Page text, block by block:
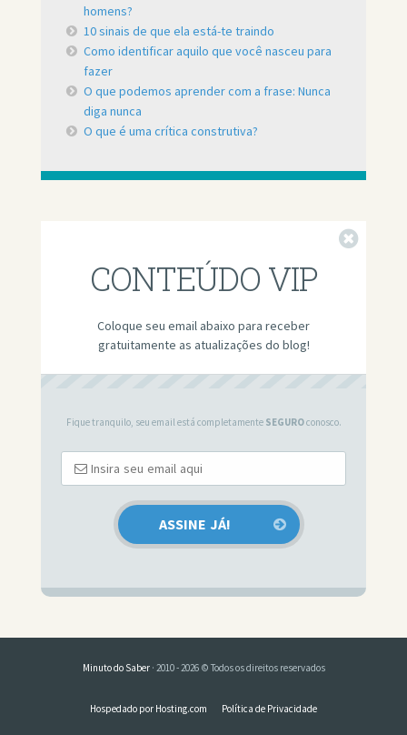
homens?
10 sinais de que ela está-te traindo
Como identificar aquilo que você nasceu para
fazer
O que podemos aprender com a frase: Nunca
diga nunca
O que é uma crítica construtiva?
CONTEÚDO VIP
Coloque seu email abaixo para receber
gratuitamente as atualizações do blog!
Fique tranquilo, seu email está completamente SEGUROconosco.
Minuto do Saber· 2010 - 2026 © Todos os direitos reservados
Hospedado por Hosting.com Política de Privacidade